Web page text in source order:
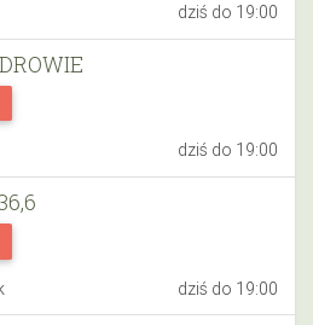
dziś do 19:00
dziś do 19:00
dziś do 19:00